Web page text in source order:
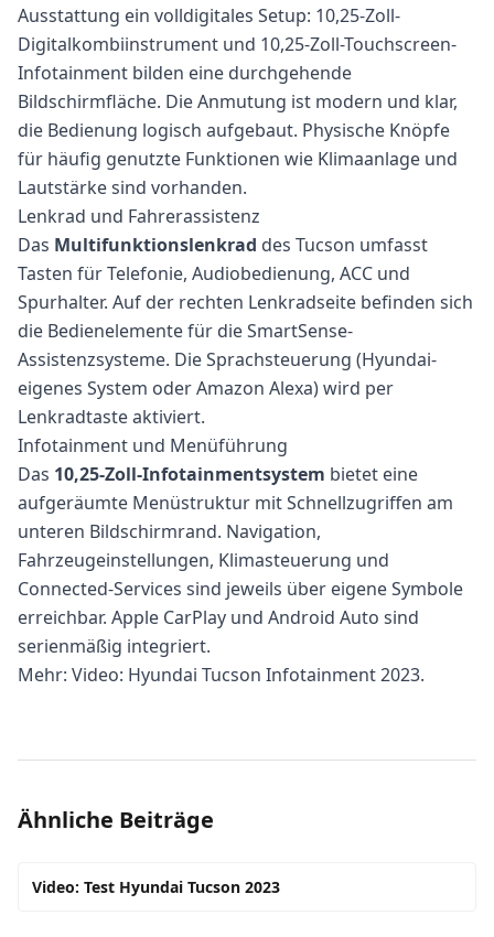
Ausstattung ein volldigitales Setup: 10,25-Zoll-
Digitalkombiinstrument und 10,25-Zoll-Touchscreen-
Infotainment bilden eine durchgehende
Bildschirmfläche. Die Anmutung ist modern und klar,
die Bedienung logisch aufgebaut. Physische Knöpfe
für häufig genutzte Funktionen wie Klimaanlage und
Lautstärke sind vorhanden.
Lenkrad und Fahrerassistenz
Das Multifunktionslenkrad des Tucson umfasst
Tasten für Telefonie, Audiobedienung, ACC und
Spurhalter. Auf der rechten Lenkradseite befinden sich
die Bedienelemente für die SmartSense-
Assistenzsysteme. Die Sprachsteuerung (Hyundai-
eigenes System oder Amazon Alexa) wird per
Lenkradtaste aktiviert.
Infotainment und Menüführung
Das 10,25-Zoll-Infotainmentsystem bietet eine
aufgeräumte Menüstruktur mit Schnellzugriffen am
unteren Bildschirmrand. Navigation,
Fahrzeugeinstellungen, Klimasteuerung und
Connected-Services sind jeweils über eigene Symbole
erreichbar. Apple CarPlay und Android Auto sind
serienmäßig integriert.
Mehr: Video: Hyundai Tucson Infotainment 2023.
Ähnliche Beiträge
Video: Test Hyundai Tucson 2023